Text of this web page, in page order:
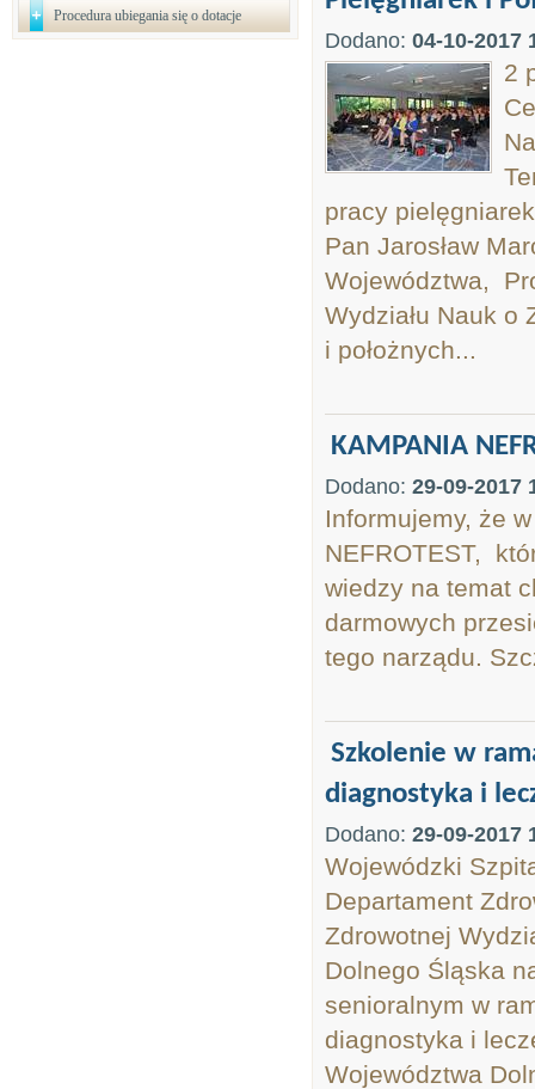
Procedura ubiegania się o dotacje
Dodano: 04-10-2017
2
pracy
Pan Jarosław
Województwa,
Wydziału Nauk o
i położnych...
KAMPANIA
Dodano: 29-09-2017
Informujemy, że
NEFROTEST,
wiedzy na temat
darmowych
tego narządu.
Szkolenie w
diagnostyka i
Dodano: 29-09-2017
Wojewódzki
Departament
Zdrowotnej
Dolnego Śląska
senioralnym w
diagnostyka i
Województwa